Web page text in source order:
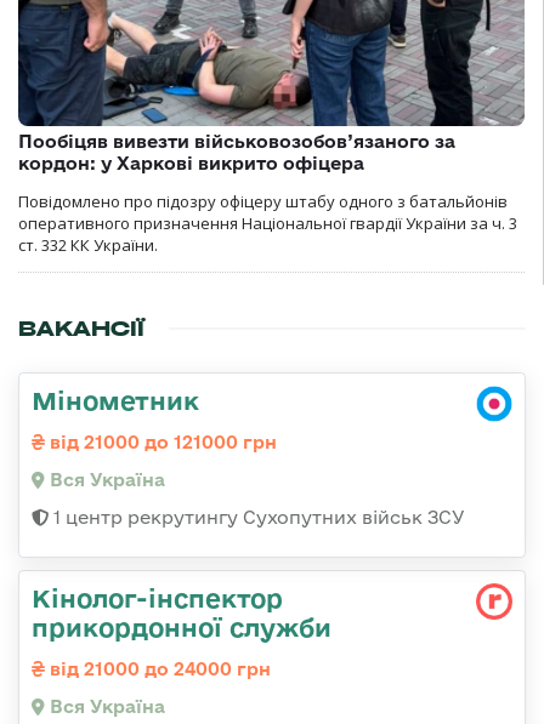
Пообіцяв вивезти військовозобов’язаного за
кордон: у Харкові викрито офіцера
Повідомлено про підозру офіцеру штабу одного з батальйонів
оперативного призначення Національної гвардії України за ч. 3
ст. 332 КК України.
ВАКАНСІЇ
Мінометник
від 21000 до 121000 грн
Вся Україна
1 центр рекрутингу Сухопутних військ ЗСУ
Кінолог-інспектор
прикордонної служби
від 21000 до 24000 грн
Вся Україна